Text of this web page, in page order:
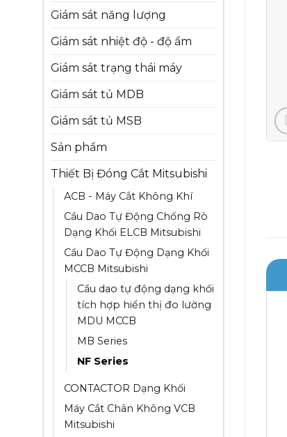
Giám sát năng lượng
Giám sát nhiệt độ - độ ẩm
Giám sát trạng thái máy
Giám sát tủ MDB
Giám sát tủ MSB
Sản phẩm
Thiết Bị Đóng Cắt Mitsubishi
ACB - Máy Cắt Không Khí
Cầu Dao Tự Động Chống Rò
Dạng Khối ELCB Mitsubishi
Cầu Dao Tự Động Dạng Khối
MCCB Mitsubishi
Cầu dao tự động dạng khối
tích hợp hiển thị đo lường
MDU MCCB
MB Series
NF Series
CONTACTOR Dạng Khối
Máy Cắt Chân Không VCB
Mitsubishi